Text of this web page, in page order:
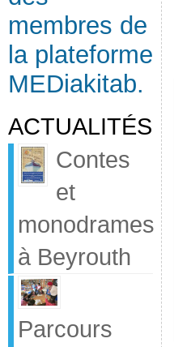
membres de
la plateforme
MEDiakitab.
ACTUALITÉS
Contes
et
monodrames
à Beyrouth
Parcours